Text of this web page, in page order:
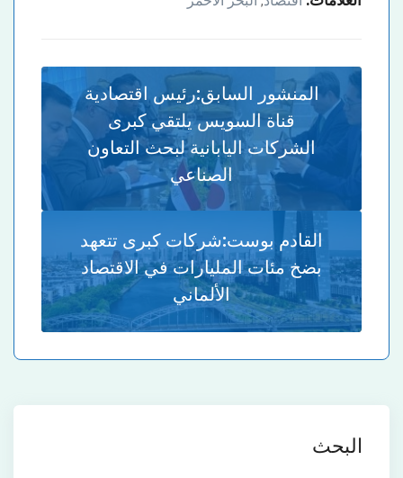
المنشور السابق:رئيس اقتصادية
قناة السويس يلتقي كبرى
الشركات اليابانية لبحث التعاون
الصناعي
القادم بوست:شركات كبرى تتعهد
بضخ مئات المليارات في الاقتصاد
الألماني
البحث